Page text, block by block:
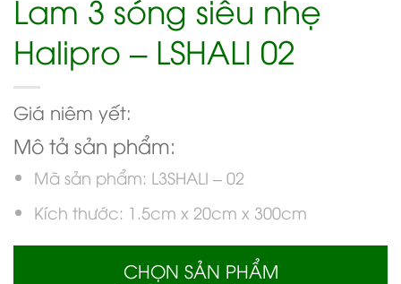
Lam 3 sóng siêu nhẹ
Halipro – LSHALI 02
Giá niêm yết:
Mô tả sản phẩm:
Mã sản phẩm: L3SHALI – 02
Kích thước: 1.5cm x 20cm x 300cm
CHỌN SẢN PHẨM